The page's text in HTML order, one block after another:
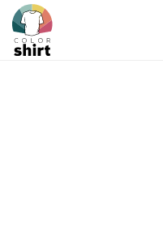
Przejdź
treści